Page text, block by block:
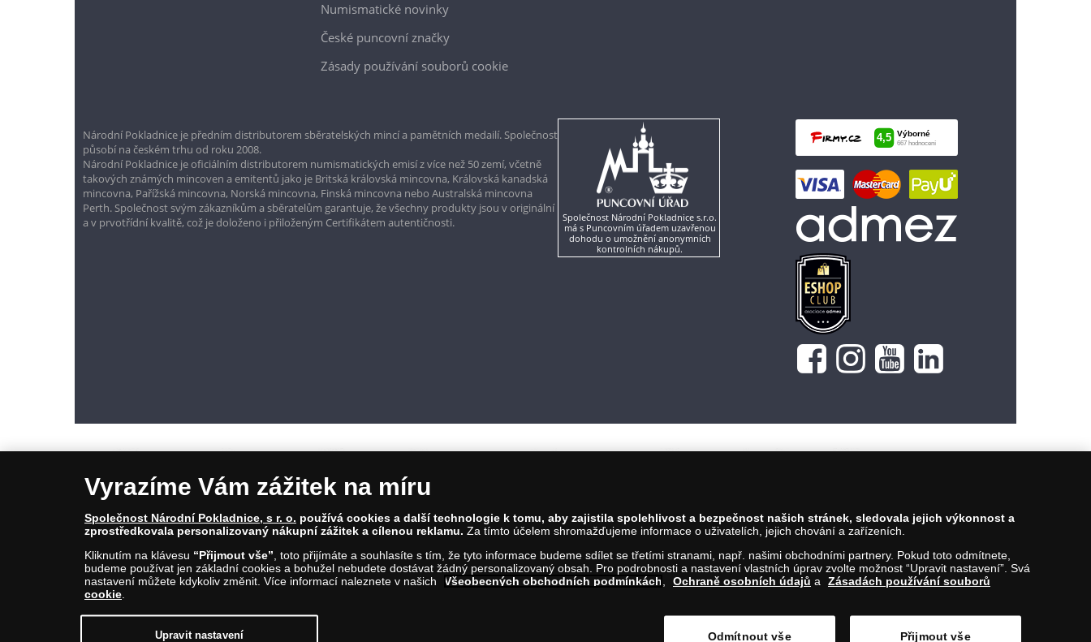
Numismatické novinky
České puncovní značky
Zásady používání souborů cookie
Národní Pokladnice je předním distributorem sběratelských mincí a pamětních medailí. Společnost
působí na českém trhu od roku 2008.
Národní Pokladnice je oficiálním distributorem numismatických emisí z více než 50 zemí, včetně
takových známých mincoven a emitentů jako je Britská královská mincovna, Královská kanadská
mincovna, Pařížská mincovna, Norská mincovna, Finská mincovna nebo Australská mincovna
Perth. Společnost svým zákazníkům a sběratelům garantuje, že všechny produkty jsou v originální
a v prvotřídní kvalitě, což je doloženo i přiloženým Certifikátem autentičnosti.
Společnost Národní Pokladnice s.r.o.
má s Puncovním úřadem uzavřenou
dohodu o umožnění anonymních
kontrolních nákupů.
© Copyright 2026 - Národní Pokladnice, s. r. o.; Karolinská 661/4, 186 00 Praha 8; Tel.: 810 100 500
E-mail: info@narodnipokladnice.cz, www.narodnipokladnice.cz; IČ: 28507622; DIČ: CZ28507622
Společnost zapsána v OR vedeném Městským soudem v Praze, oddíl C, vložka 146644
Upravit nastavení souborů cookie můžete
Vyrazíme Vám zážitek na míru
Společnost Národní Pokladnice, s r. o. používá cookies a další technologie k tomu, aby zajistila spolehlivost a bezpečnost našich stránek, sledovala jejich výkonnost a
zprostředkovala personalizovaný nákupní zážitek a cílenou reklamu. Za tímto účelem shromažďujeme informace o uživatelích, jejich chování a zařízeních.
Kliknutím na klávesu “Přijmout vše” , toto přijímáte a souhlasíte s tím, že tyto informace budeme sdílet se třetími stranami, např. našimi obchodními partnery. Pokud toto odmítnete,
budeme používat jen základní cookies a bohužel nebudete dostávat žádný personalizovaný obsah. Pro podrobnosti a nastavení vlastních úprav zvolte možnost “Upravit nastavení”. Svá
nastavení můžete kdykoliv změnit. Více informací naleznete v našich
Všeobecných obchodních podmínkách Ochraně osobních údajů a
Zásadách používání souborů
cookie
Upravit nastavení Odmítnout vše Přijmout vše